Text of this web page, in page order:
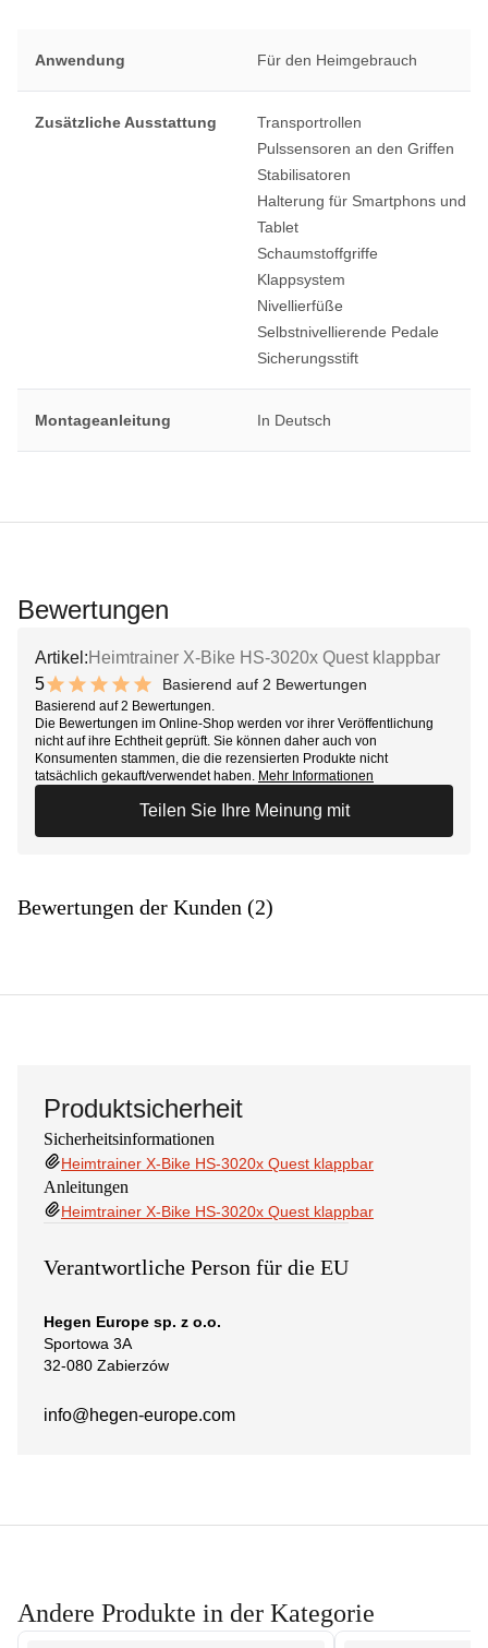
Anwendung Für den Heimgebrauch
Zusätzliche Ausstattung
Transportrollen
Pulssensoren an den Griffen
Stabilisatoren
Halterung für Smartphons und
Tablet
Schaumstoffgriffe
Klappsystem
Nivellierfüße
Selbstnivellierende Pedale
Sicherungsstift
Montageanleitung In Deutsch
Bewertungen
Artikel: Heimtrainer X-Bike HS-3020x Quest klappbar
5
10 out of 10 stars
Basierend auf 2 Bewertungen
Basierend auf 2 Bewertungen.
Die Bewertungen im Online-Shop werden vor ihrer Veröffentlichung
nicht auf ihre Echtheit geprüft. Sie können daher auch von
Konsumenten stammen, die die rezensierten Produkte nicht
tatsächlich gekauft/verwendet haben. Mehr Informationen
Teilen Sie Ihre Meinung mit
Bewertungen der Kunden (2)
Produktsicherheit
Sicherheitsinformationen
Heimtrainer X-Bike HS-3020x Quest klappbar
Anleitungen
Heimtrainer X-Bike HS-3020x Quest klappbar
Verantwortliche Person für die EU
Hegen Europe sp. z o.o.
Sportowa 3A
32-080 Zabierzów
info@hegen-europe.com
Andere Produkte in der Kategorie